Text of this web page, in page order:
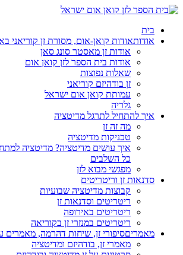
בית
אודותאודות קואן-אום, מסורת זן קוריאני
אודות זן מאסטר סונג סאן
אודות בית הספר לזן קואן אום
שאלות נפוצות
זן בודהיזם קוריאני
עמותת קואן אום ישראל
גלריה
איך להתחיל לתרגל מדיטציה
מה זה זן
טכניקות מדיטציה
איך עושים מדיטציה? מדיטציה
כל השלבים
מפגשי מבוא לזן
סדנאות זן וריטריטים
קבוצות מדיטציה שבועיות
ריטריטים וסדנאות זן
ריטריטים באירופה
ריטריטים במנזרי זן בקוריאה
מאמריםסיפורי זן, שיחות דהרמה, מאמרים
מאמרי זן, בודהיזם ומדיטציה